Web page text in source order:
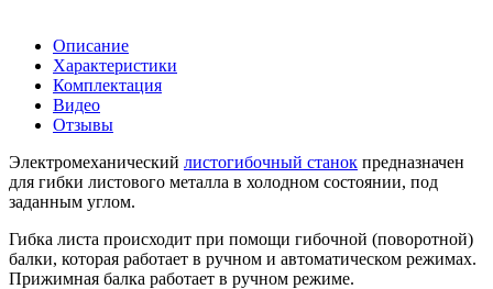
Описание
Характеристики
Комплектация
Видео
Отзывы
Электромеханический листогибочный станок предназначен
для гибки листового металла в холодном состоянии, под
заданным углом.
Гибка листа происходит при помощи гибочной (поворотной)
балки, которая работает в ручном и автоматическом режимах.
Прижимная балка работает в ручном режиме.